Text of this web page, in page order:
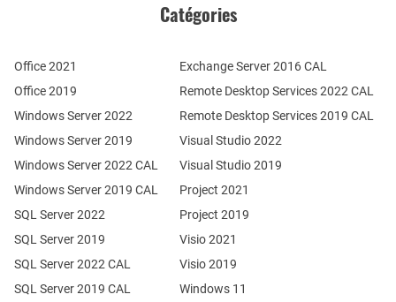
Catégories
Office 2021
Office 2019
Windows Server 2022
Windows Server 2019
SQL Server 2022
SQL Server 2019
Windows Server 2022 CAL
Windows Server 2019 CAL
SQL Server 2022 CAL
SQL Server 2019 CAL
Remote Desktop Services 2022 CAL
Remote Desktop Services 2019 CAL
Exchange Server 2016 CAL
Visual Studio 2022
Visual Studio 2019
Project 2021
Project 2019
Visio 2021
Visio 2019
Windows 11